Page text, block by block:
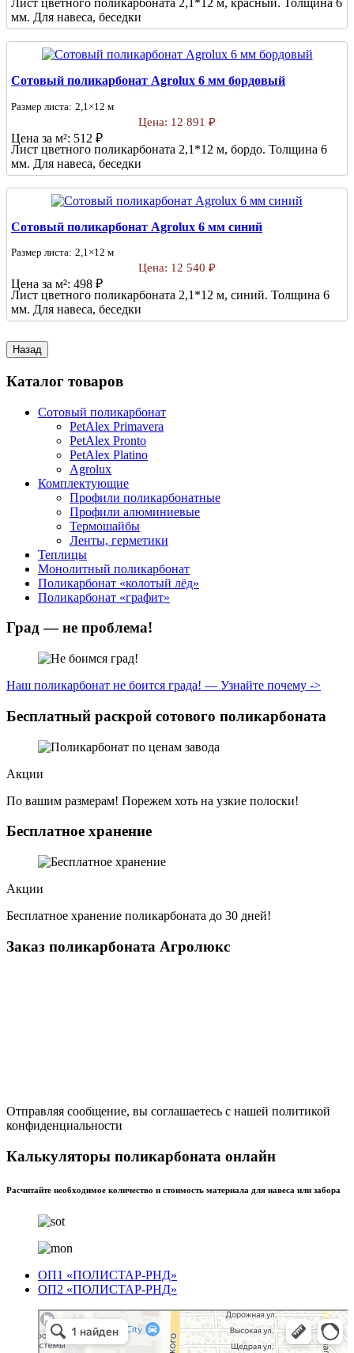
Лист цветного поликарбоната 2,1*12 м, красный. Толщина 6
мм. Для навеса, беседки
Сотовый поликарбонат Agrolux 6 мм бордовый
Размер листа: 2,1×12 м
Цена: 12 891 ₽
Цена за м²: 512 ₽
Лист цветного поликарбоната 2,1*12 м, бордо. Толщина 6
мм. Для навеса, беседки
Сотовый поликарбонат Agrolux 6 мм синий
Размер листа: 2,1×12 м
Цена: 12 540 ₽
Цена за м²: 498 ₽
Лист цветного поликарбоната 2,1*12 м, синий. Толщина 6
мм. Для навеса, беседки
Каталог товаров
Сотовый поликарбонат
PetAlex Primavera
PetAlex Pronto
PetAlex Platino
Agrolux
Комплектующие
Профили поликарбонатные
Профили алюминиевые
Термошайбы
Ленты, герметики
Теплицы
Монолитный поликарбонат
Поликарбонат «колотый лёд»
Поликарбонат «графит»
Град — не проблема!
Наш поликарбонат не боится града! — Узнайте почему ->
Бесплатный раскрой сотового поликарбоната
Акции
По вашим размерам! Порежем хоть на узкие полоски!
Бесплатное хранение
Акции
Бесплатное хранение поликарбоната до 30 дней!
Заказ поликарбоната Агролюкс
Отправляя сообщение, вы соглашаетесь с нашей политикой
конфиденциальности
Калькуляторы поликарбоната онлайн
Расчитайте необходимое количество и стоимость материала для навеса или забора
ОП1 «ПОЛИСТАР-РНД»
ОП2 «ПОЛИСТАР-РНД»
Полистар
Оргстекло, поликарбонат в Ростове‑на‑Дону
Светопрозрачные конструкции в Ростове‑на‑Дону